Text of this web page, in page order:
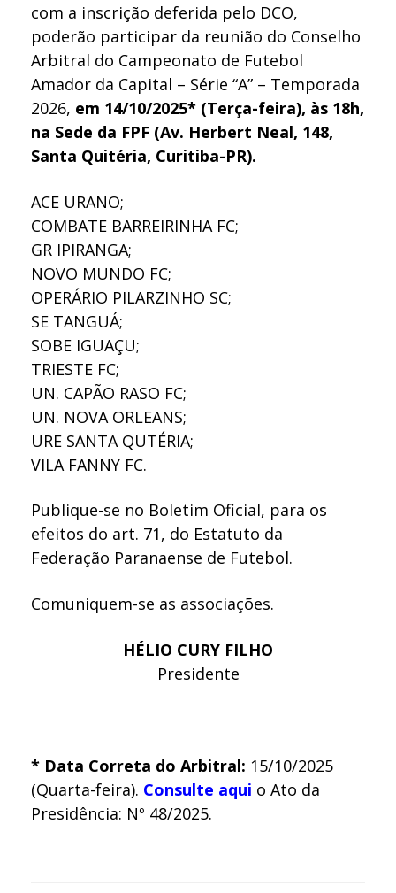
com a inscrição deferida pelo DCO,
poderão participar da reunião do Conselho
Arbitral do Campeonato de Futebol
Amador da Capital – Série “A” – Temporada
2026, em 14/10/2025* (Terça-feira), às 18h,
na Sede da FPF (Av. Herbert Neal, 148,
Santa Quitéria, Curitiba-PR).
ACE URANO;
COMBATE BARREIRINHA FC;
GR IPIRANGA;
NOVO MUNDO FC;
OPERÁRIO PILARZINHO SC;
SE TANGUÁ;
SOBE IGUAÇU;
TRIESTE FC;
UN. CAPÃO RASO FC;
UN. NOVA ORLEANS;
URE SANTA QUTÉRIA;
VILA FANNY FC.
Publique-se no Boletim Oficial, para os
efeitos do art. 71, do Estatuto da
Federação Paranaense de Futebol.
Comuniquem-se as associações.
HÉLIO CURY FILHO
Presidente
* Data Correta do Arbitral: 15/10/2025
(Quarta-feira). Consulte aqui o Ato da
Presidência: Nº 48/2025.